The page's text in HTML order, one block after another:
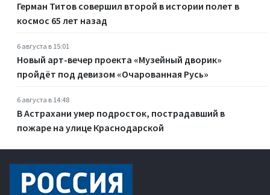
Герман Титов совершил второй в истории полет в
космос 65 лет назад
6 августа в 15:01
Новый арт-вечер проекта «Музейный дворик»
пройдёт под девизом «Очарованная Русь»
6 августа в 14:48
В Астрахани умер подросток, пострадавший в
пожаре на улице Краснодарской